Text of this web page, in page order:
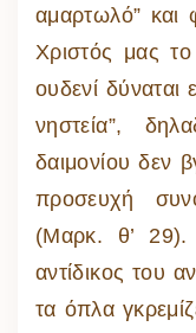
αμαρτωλό” και
Χριστός μας
ουδενί δύναται
νηστεία”,
δαιμονίου δεν
προσευχή
(Μαρκ. θ’ 29).
αντίδικος του
τα όπλα